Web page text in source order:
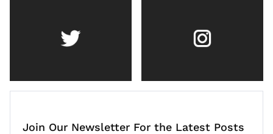
Join Our Newsletter For the Latest Posts